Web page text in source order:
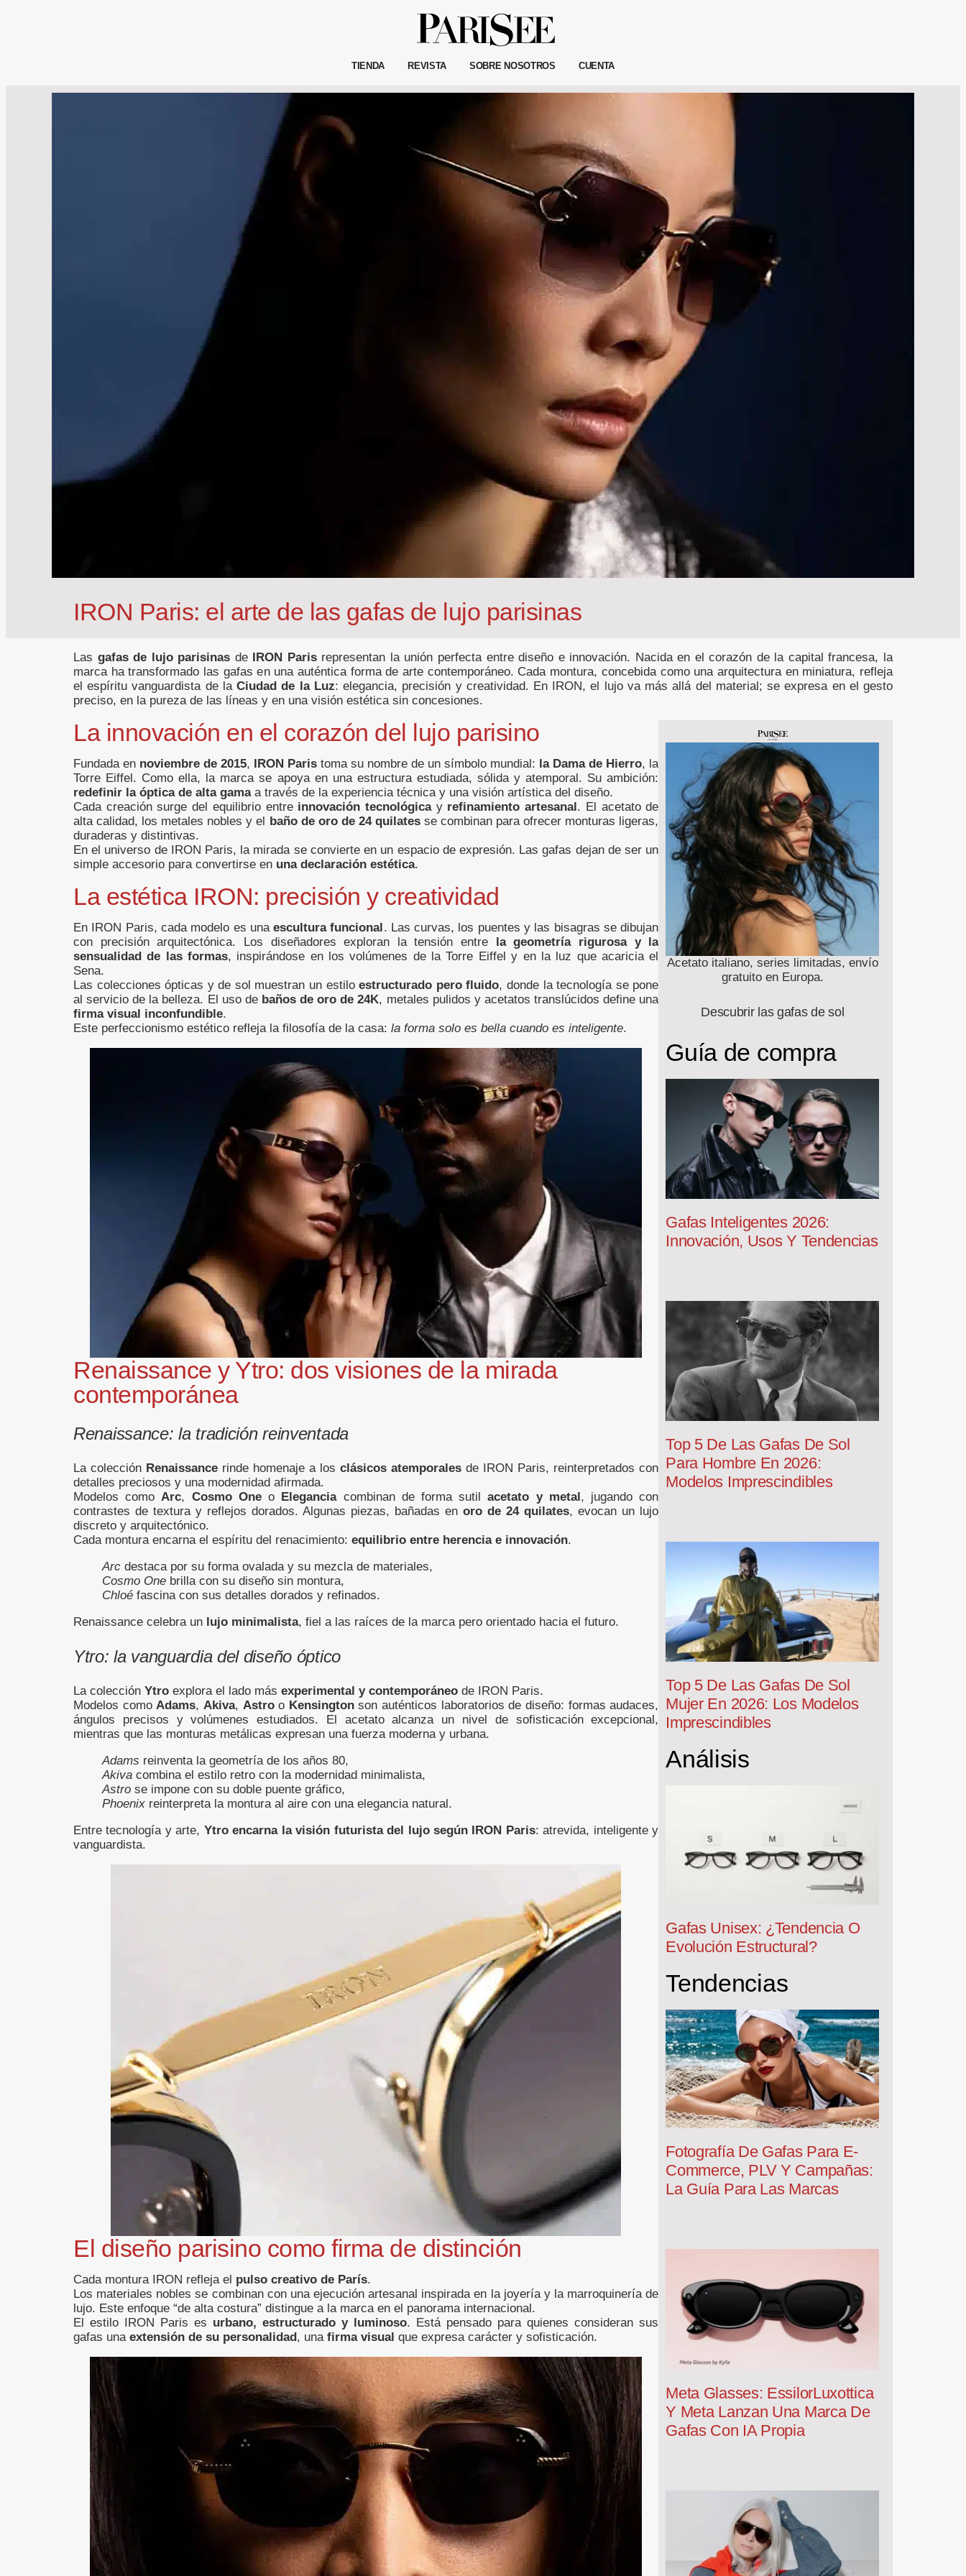
TIENDA REVISTA SOBRE NOSOTROS CUENTA
IRON Paris: el arte de las gafas de lujo parisinas
Las gafas de lujo parisinas de IRON Parisrepresentan la unión perfecta entre diseño e innovación. Nacida en el corazón de la capital francesa, la
marca ha transformado las gafas en una auténtica forma de arte contemporáneo. Cada montura, concebida como una arquitectura en miniatura, refleja
el espíritu vanguardista de laCiudad de la Luz: elegancia, precisión y creatividad. En IRON, el lujo va más allá del material; se expresa en el gesto
preciso, en la pureza de las líneas y en una visión estética sin concesiones.
La innovación en el corazón del lujo parisino
Fundada en noviembre de 2015, IRON Paris toma su nombre de un símbolo mundial: la Dama de Hierro, la
Torre Eiffel. Como ella, la marca se apoya en una estructura estudiada, sólida y atemporal. Su ambición:
redefinir la óptica de alta gamaa través de la experiencia técnica y una visión artística del diseño.
Cada creación surge del equilibrio entre innovación tecnológicay refinamiento artesanal. El acetato de
alta calidad, los metales nobles y el baño de oro de 24 quilatesse combinan para ofrecer monturas ligeras,
duraderas y distintivas.
En el universo de IRON Paris, la mirada se convierte en un espacio de expresión. Las gafas dejan de ser un
simple accesorio para convertirse en una declaración estética.
La estética IRON: precisión y creatividad
En IRON Paris, cada modelo es unaescultura funcional. Las curvas, los puentes y las bisagras se dibujan
con precisión arquitectónica. Los diseñadores exploran la tensión entre la geometría rigurosa y la
sensualidad de las formas, inspirándose en los volúmenes de la Torre Eiffel y en la luz que acaricia el
Sena.
Las colecciones ópticas y de sol muestran un estiloestructurado pero fluido, donde la tecnología se pone
al servicio de la belleza. El uso de baños de oro de 24K, metales pulidos y acetatos translúcidos define una
firma visual inconfundible.
Este perfeccionismo estético refleja la filosofía de la casa: la forma solo es bella cuando es inteligente.
Renaissance y Ytro: dos visiones de la mirada
contemporánea
Renaissance: la tradición reinventada
La colección Renaissance rinde homenaje a losclásicos atemporales de IRON Paris, reinterpretados con
detalles preciosos y una modernidad afirmada.
Modelos comoArc, Cosmo Oneo Eleganciacombinan de forma sutilacetato y metal, jugando con
contrastes de textura y reflejos dorados. Algunas piezas, bañadas enoro de 24 quilates, evocan un lujo
discreto y arquitectónico.
Cada montura encarna el espíritu del renacimiento: equilibrio entre herencia e innovación.
Arc destaca por su forma ovalada y su mezcla de materiales,
Cosmo One brilla con su diseño sin montura,
Chloé fascina con sus detalles dorados y refinados.
Renaissance celebra un lujo minimalista, fiel a las raíces de la marca pero orientado hacia el futuro.
Ytro: la vanguardia del diseño óptico
La colección Ytro explora el lado más experimental y contemporáneo de IRON Paris.
Modelos comoAdams, Akiva, Astroo Kensingtonson auténticos laboratorios de diseño: formas audaces,
ángulos precisos y volúmenes estudiados. El acetato alcanza un nivel de sofisticación excepcional,
mientras que las monturas metálicas expresan una fuerza moderna y urbana.
Adams reinventa la geometría de los años 80,
Akiva combina el estilo retro con la modernidad minimalista,
Astro se impone con su doble puente gráfico,
Phoenix reinterpreta la montura al aire con una elegancia natural.
Entre tecnología y arte, Ytro encarna la visión futurista del lujo según IRON Paris: atrevida, inteligente y
vanguardista.
El diseño parisino como firma de distinción
Cada montura IRON refleja el pulso creativo de París.
Los materiales nobles se combinan con una ejecución artesanal inspirada en la joyería y la marroquinería de
lujo. Este enfoque “de alta costura” distingue a la marca en el panorama internacional.
El estilo IRON Paris es urbano, estructurado y luminoso. Está pensado para quienes consideran sus
gafas una extensión de su personalidad, una firma visual que expresa carácter y sofisticación.
Acetato italiano, series limitadas, envío
gratuito en Europa.
Descubrir las gafas de sol
Guía de compra
Gafas Inteligentes 2026:
Innovación, Usos Y Tendencias
Top 5 De Las Gafas De Sol
Para Hombre En 2026:
Modelos Imprescindibles
Top 5 De Las Gafas De Sol
Mujer En 2026: Los Modelos
Imprescindibles
Análisis
Gafas Unisex: ¿tendencia O
Evolución Estructural?
Tendencias
Fotografía De Gafas Para E-
Commerce, PLV Y Campañas:
La Guía Para Las Marcas
Meta Glasses: EssilorLuxottica
Y Meta Lanzan Una Marca De
Gafas Con IA Propia